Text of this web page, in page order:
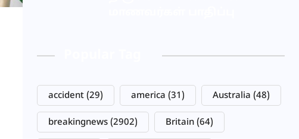
accident (29) america (31) Australia (48)
breakingnews (2902) Britain (64)